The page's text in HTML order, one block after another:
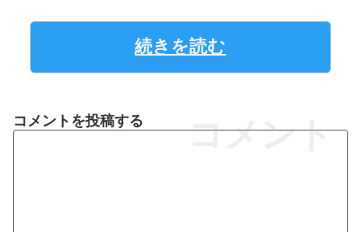
続きを読む
コメント
コメントを投稿する